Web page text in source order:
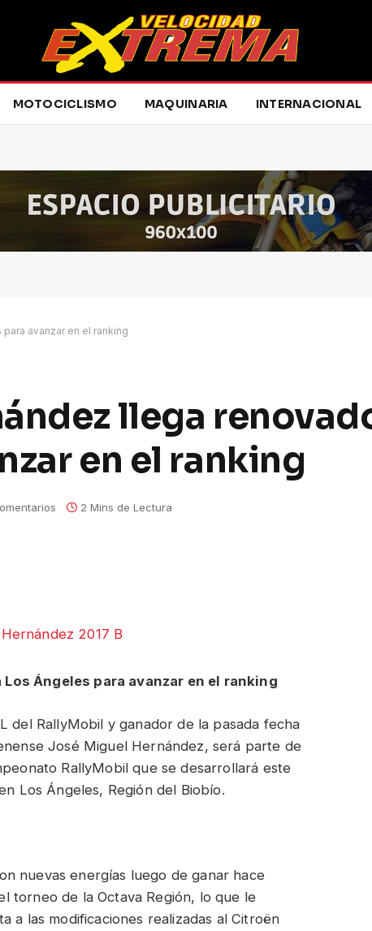
MOTOCICLISMO MAQUINARIA INTERNACIONAL
avanzar en el ranking
llega
en el ranking
2 Mins de Lectura
Los Ángeles para avanzar en el ranking
del RallyMobil y ganador de la pasada fecha
José Miguel Hernández, será parte de
RallyMobil que se desarrollará este
Los Ángeles, Región del Biobío.
nuevas energías luego de ganar hace
torneo de la Octava Región, lo que le
a las modificaciones realizadas al Citroën